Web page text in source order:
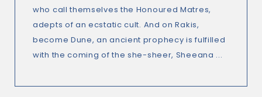
who call themselves the Honoured Matres,
adepts of an ecstatic cult. And on Rakis,
become Dune, an ancient prophecy is fulfilled
with the coming of the she-sheer, Sheeana ...